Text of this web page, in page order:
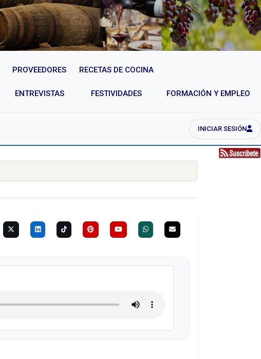
PROVEEDORES RECETAS DE COCINA
ENTREVISTAS FESTIVIDADES FORMACIÓN Y EMPLEO
INICIAR SESIÓN